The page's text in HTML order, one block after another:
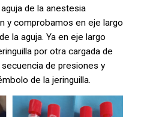
de la anestesia
y comprobamos en eje largo
la aguja. Ya en eje largo
por otra cargada de
de presiones y
de la jeringuilla.